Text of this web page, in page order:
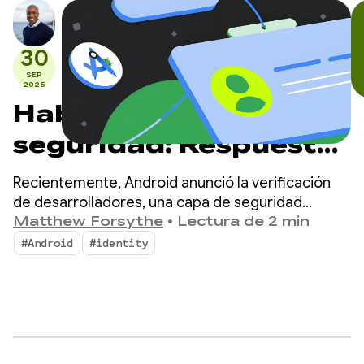
30
SEP
2025
Hablemos de
seguridad: Respuestas
a tus preguntas
principales sobre la
verificación de
Recientemente, Android anunció la verificación
de desarrolladores, una capa de seguridad
adicional que disuade a los agentes maliciosos y
dificulta que propaguen daños.
Matthew Forsythe • Lectura de 2 min
#Android #identity